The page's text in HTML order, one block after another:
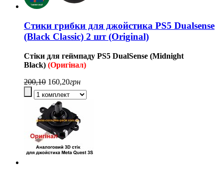
Стики грибки для джойстика PS5 Dualsense
(Black Classic) 2 шт (Original)
Стіки для геймпаду PS5 DualSense (Midnight
Black) (Оригінал)
200,10 160,20грн